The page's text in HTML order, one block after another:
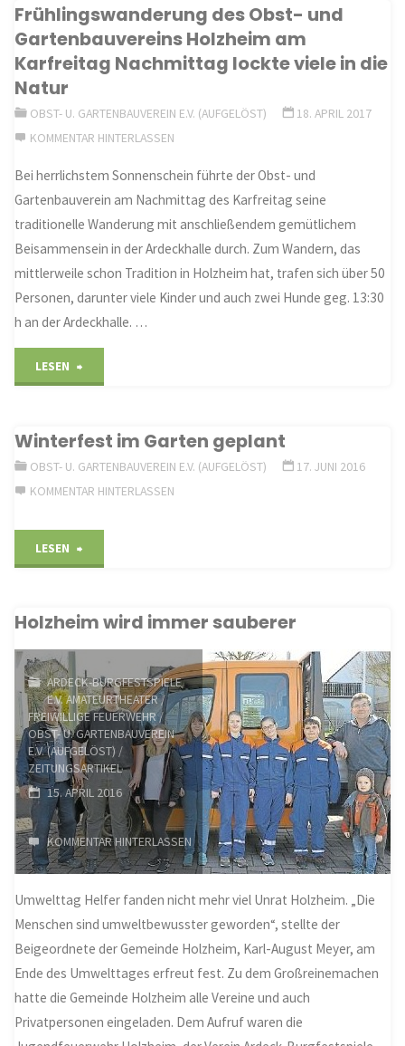
Frühlingswanderung des Obst- und
Gartenbauvereins Holzheim am
Karfreitag Nachmittag lockte viele in die
Natur
OBST- U. GARTENBAUVEREIN E.V. (AUFGELÖST)
18. APRIL 2017
KOMMENTAR HINTERLASSEN
Bei herrlichstem Sonnenschein führte der Obst- und
Gartenbauverein am Nachmittag des Karfreitag seine
traditionelle Wanderung mit anschließendem gemütlichem
Beisammensein in der Ardeckhalle durch. Zum Wandern, das
mittlerweile schon Tradition in Holzheim hat, trafen sich über 50
Personen, darunter viele Kinder und auch zwei Hunde geg. 13:30
h an der Ardeckhalle. …
LESEN
Obst-
Karfreitag
Nachmittag
lockte
viele
in
die
Natur"
Winterfest im Garten geplant
OBST- U. GARTENBAUVEREIN E.V. (AUFGELÖST)
17. JUNI 2016
KOMMENTAR HINTERLASSEN
LESEN
Garten
geplant"
Holzheim wird immer sauberer
ARDECK-BURGFESTSPIELE
E.V. AMATEURTHEATER/
FREIWILLIGE FEUERWEHR /
OBST- U. GARTENBAUVEREIN
E.V. (AUFGELÖST) /
ZEITUNGSARTIKEL
15. APRIL 2016
KOMMENTAR HINTERLASSEN
Umwelttag Helfer fanden nicht mehr viel Unrat Holzheim. „Die
Menschen sind umweltbewusster geworden“, stellte der
Beigeordnete der Gemeinde Holzheim, Karl-August Meyer, am
Ende des Umwelttages erfreut fest. Zu dem Großreinemachen
hatte die Gemeinde Holzheim alle Vereine und auch
Privatpersonen eingeladen. Dem Aufruf waren die